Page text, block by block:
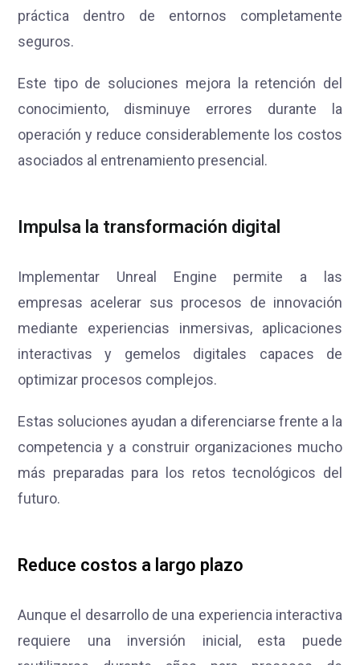
práctica dentro de entornos completamente
seguros.
Este tipo de soluciones mejora la retención del
conocimiento, disminuye errores durante la
operación y reduce considerablemente los costos
asociados al entrenamiento presencial.
Impulsa la transformación digital
Implementar Unreal Engine permite a las
empresas acelerar sus procesos de innovación
mediante experiencias inmersivas, aplicaciones
interactivas y gemelos digitales capaces de
optimizar procesos complejos.
Estas soluciones ayudan a diferenciarse frente a la
competencia y a construir organizaciones mucho
más preparadas para los retos tecnológicos del
futuro.
Reduce costos a largo plazo
Aunque el desarrollo de una experiencia interactiva
requiere una inversión inicial, esta puede